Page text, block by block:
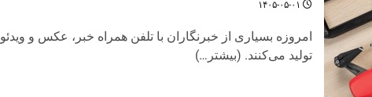
امروزه بسیاری از خبرنگاران با تلفن همراه خبر، عکس و ویدئو
تولید می‌کنند. (بیشتر…)